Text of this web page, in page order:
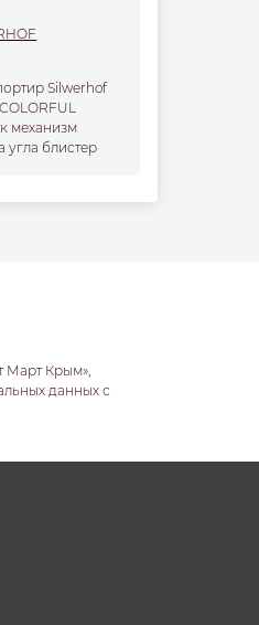
механизм
угла блистер
Март Крым»,
данных с